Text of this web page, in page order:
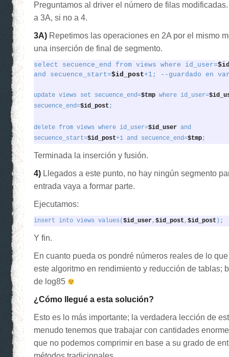
Preguntamos al driver el número de filas
a 3A, si no a 4.
3A) Repetimos las operaciones en 2A por el mismo
una inserción de final de segmento.
select secuence_end from views where id_user=
and secuence_start=$id_post+1; --guardado en
update views set secuence_end=$tmp where id_user=
secuence_end=$id_post ;
delete from views where id_user=$id_user and
secuence_start=$id_post+1 and secuence_end=$tmp;
Terminada la inserción y fusión.
4) Llegados a este punto, no hay ningún segmento
entrada vaya a formar parte.
Ejecutamos:
insert into views values($id_user, $id_post , $id_post );
Y fin.
En cuanto pueda os pondré números reales de lo
este algoritmo en rendimiento y reducción de tablas;
de log85
¿Cómo llegué a esta solución?
Esto es lo más importante; la verdadera lección de
menudo tenemos que trabajar con cantidades
que no podemos comprimir en base a su grado de